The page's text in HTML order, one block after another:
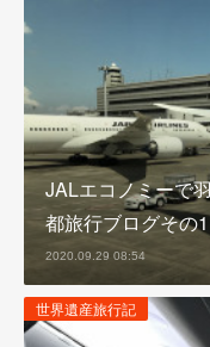
JALエコノミーで
都旅行ブログその
2020.09.29 08:54
世界遺産旅行記